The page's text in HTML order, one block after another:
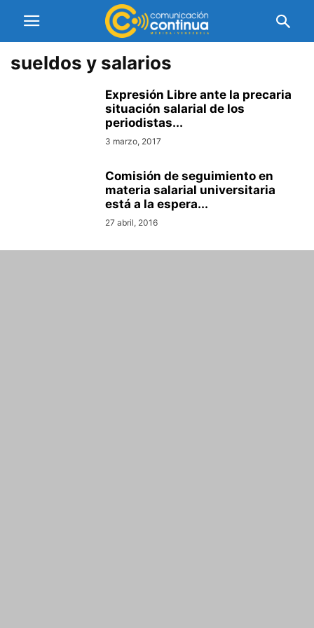
sueldos y salarios
Expresión Libre ante la precaria
situación salarial de los
periodistas...
3 marzo, 2017
Comisión de seguimiento en
materia salarial universitaria
está a la espera...
27 abril, 2016